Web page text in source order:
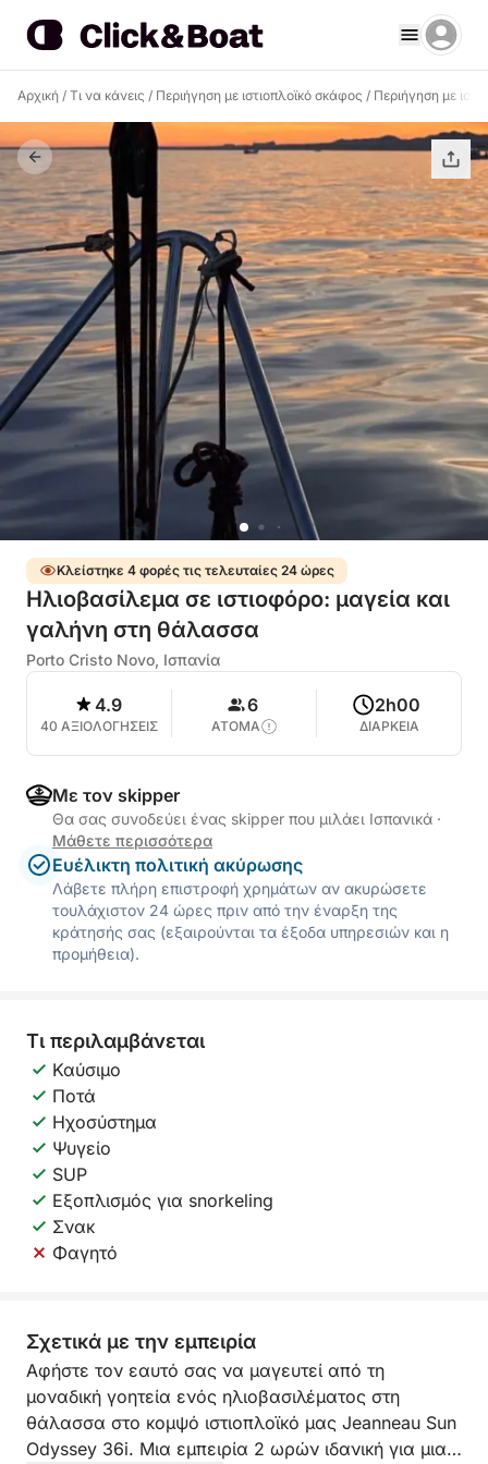
Αρχική / Τι να κάνεις / Περιήγηση με ιστιοπλοϊκό σκάφος / Περιήγηση με
Κλείστηκε 4 φορές τις τελευταίες 24 ώρες
Ηλιοβασίλεμα σε ιστιοφόρο: μαγεία και
γαλήνη στη θάλασσα
Porto Cristo Novo, Ισπανία
4.9
40 ΑΞΙΟΛΟΓΗΣΕΙΣ
6
ΑΤΟΜΑ
2h00
ΔΙΑΡΚΕΙΑ
Με τον skipper
Θα σας συνοδεύει ένας skipper που μιλάει Ισπανικά ·
Μάθετε περισσότερα
Ευέλικτη πολιτική ακύρωσης
Λάβετε πλήρη επιστροφή χρημάτων αν ακυρώσετε
τουλάχιστον 24 ώρες πριν από την έναρξη της
κράτησής σας (εξαιρούνται τα έξοδα υπηρεσιών και η
προμήθεια).
Τι περιλαμβάνεται
Καύσιμο
Ποτά
Ηχοσύστημα
Ψυγείο
SUP
Εξοπλισμός για snorkeling
Σνακ
Φαγητό
Σχετικά με την εμπειρία
Αφήστε τον εαυτό σας να μαγευτεί από τη
μοναδική γοητεία ενός ηλιοβασιλέματος στη
θάλασσα στο κομψό ιστιοπλοϊκό μας Jeanneau Sun
Odyssey 36i. Μια εμπειρία 2 ωρών ιδανική για μια